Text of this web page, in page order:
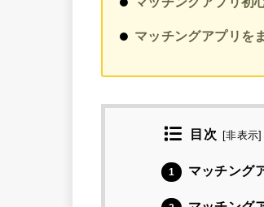
マッチングアプリを
目次 [非表示
1 マッチング